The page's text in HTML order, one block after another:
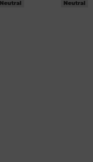
Neutral Neutral